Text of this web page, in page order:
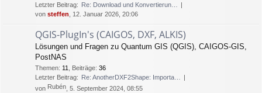
Letzter Beitrag: Re: Download und Konvertierun…
von steffen , 12. Januar 2026, 20:06
QGIS-PlugIn's (CAIGOS, DXF, ALKIS)
Lösungen und Fragen zu Quantum GIS (QGIS), CAIGOS-GIS,
PostNAS
Themen: 11 Beiträge: 36
Letzter Beitrag: Re: AnotherDXF2Shape: Importa…
von Rubén , 5. September 2024, 08:55